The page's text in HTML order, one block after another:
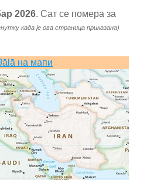
2026. Сат се помера за
када је ова страница приказана)
на мапи